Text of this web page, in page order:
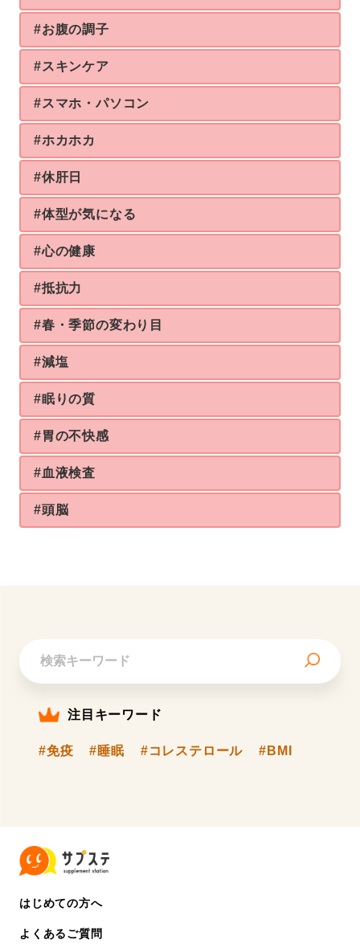
#お腹の調子
#スキンケア
#スマホ・パソコン
#ホカホカ
#休肝日
#体型が気になる
#心の健康
#抵抗力
#春・季節の変わり目
#減塩
#眠りの質
#胃の不快感
#血液検査
#頭脳
注目キーワード
#免疫 #睡眠 #コレステロール #BMI
はじめての方へ
よくあるご質問